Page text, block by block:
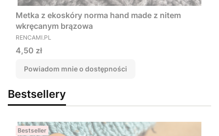
Metka z ekoskóry norma hand made z nitem
wkręcanym brązowa
PRODUCENT
RENCAMI.PL
Cena
4,50 zł
Powiadom mnie o dostępności
Bestsellery
Bestseller